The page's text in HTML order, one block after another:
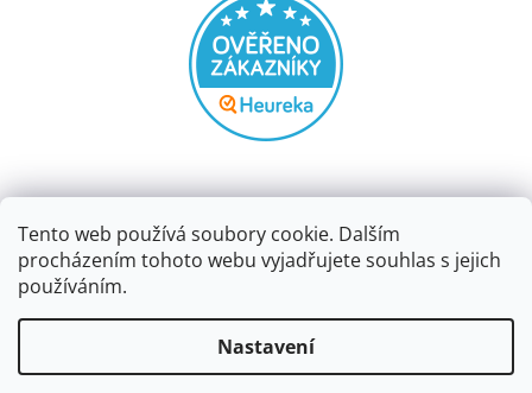
Tento web používá soubory cookie. Dalším
procházením tohoto webu vyjadřujete souhlas s jejich
používáním.
Nastavení